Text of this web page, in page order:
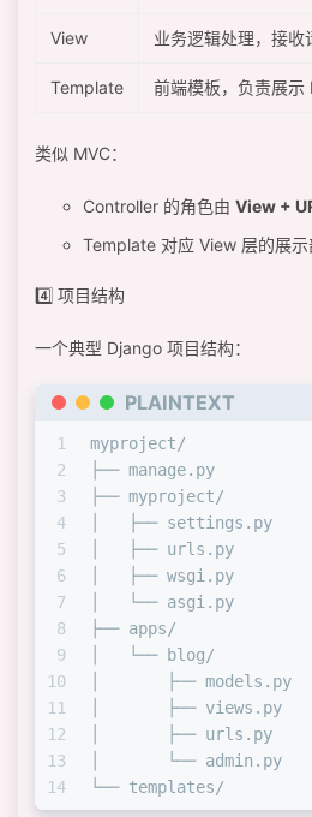
View 业务逻辑处理，接收
Template 前端模板，负责展示
类似 MVC：
Controller 的角色由 View +
Template 对应 View 层的展示
4️⃣ 项目结构
一个典型 Django 项目结构：
PLAINTEXT
1
2
3
4
5
6
7
8
9
10
11
12
13
14
myproject/
├── manage.py
├── myproject/
│   ├── settings.py
│   ├── urls.py
│   ├── wsgi.py
│   └── asgi.py
├── apps/
│   └── blog/
│       ├── models.py
│       ├── views.py
│       ├── urls.py
│       └── admin.py
└── templates/